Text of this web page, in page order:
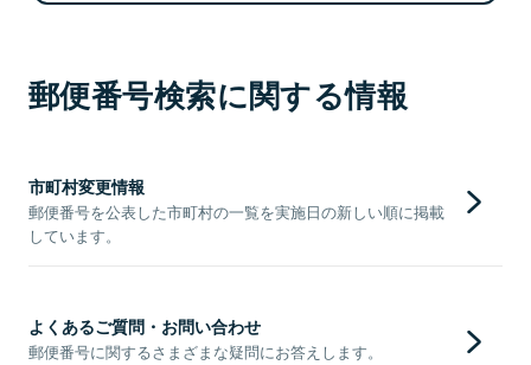
郵便番号検索に関する情報
市町村変更情報
郵便番号を公表した市町村の一覧を実施日の新しい順に掲載
しています。
よくあるご質問・お問い合わせ
郵便番号に関するさまざまな疑問にお答えします。